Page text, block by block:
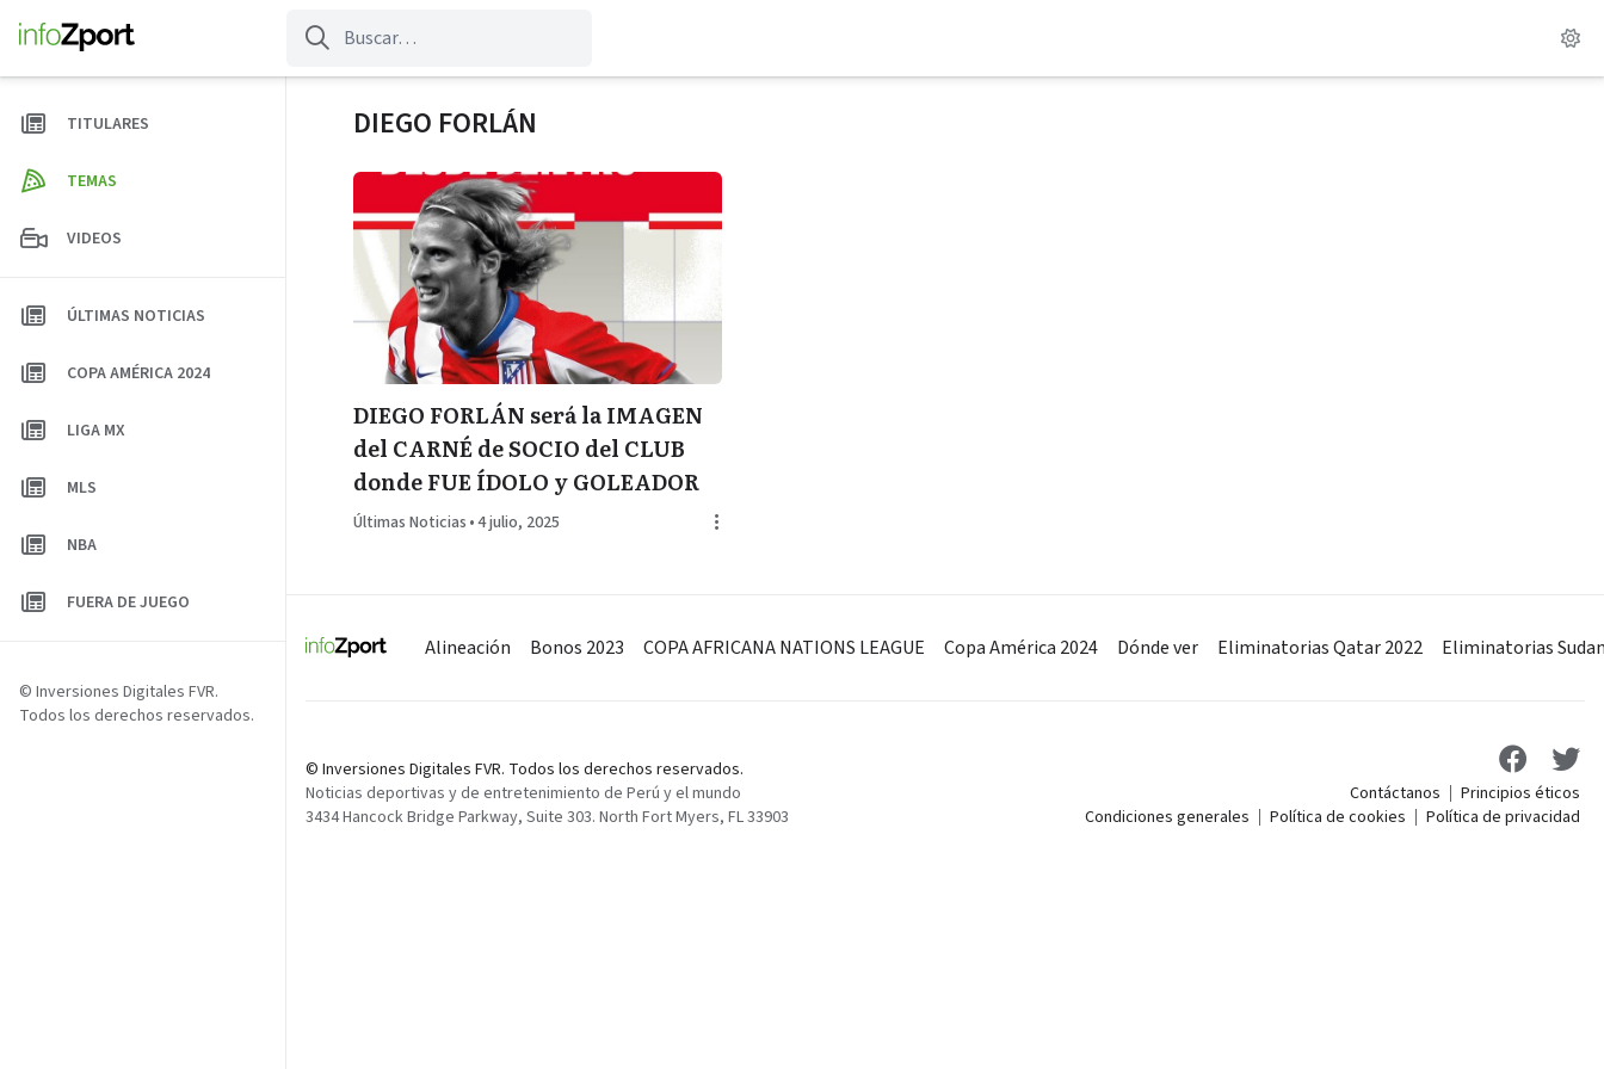
contenido
DIEGO FORLÁN
DIEGO FORLÁN será la IMAGEN
del CARNÉ de SOCIO del CLUB
donde FUE ÍDOLO y GOLEADOR
Últimas Noticias •4 julio, 2025
TITULARES
TEMAS
VIDEOS
ÚLTIMAS NOTICIAS
COPA AMÉRICA 2024
LIGA MX
MLS
NBA
FUERA DE JUEGO
© Inversiones Digitales FVR.
Todos los derechos reservados.
Alineación Bonos 2023 COPA AFRICANA NATIONS LEAGUE Copa América 2024 Dónde ver Eliminatorias Qatar 2022 Eliminatorias
© Inversiones Digitales FVR. Todos los derechos reservados.
Noticias deportivas y de entretenimiento de Perú y el mundo
3434 Hancock Bridge Parkway, Suite 303. North Fort Myers, FL 33903
Contáctanos
Principios éticos
Condiciones generales
Política de cookies Política de privacidad